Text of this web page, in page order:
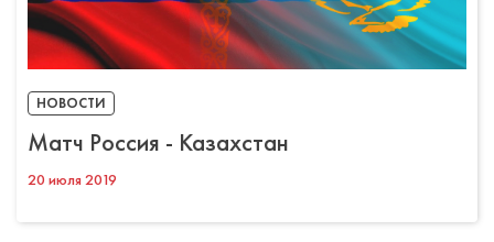
НОВОСТИ
Матч Россия - Казахстан
20 июля 2019